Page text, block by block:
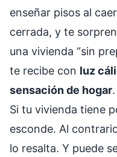
enseñar pisos al
cerrada, y te
una vivienda “sin
te recibe con luz
sensación de hogar.
Si tu vivienda tiene
esconde. Al
lo resalta. Y puede